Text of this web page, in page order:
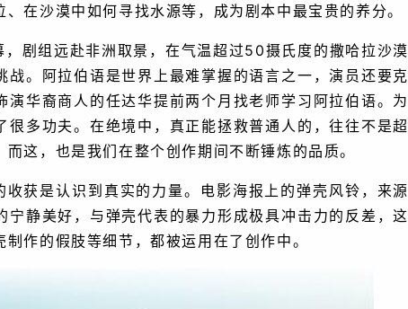
在沙漠中如何寻找水源等，成为剧本中最宝贵的养分。
，剧组远赴非洲取景，在气温超过50摄氏度的撒哈拉沙漠
战。阿拉伯语是世界上最难掌握的语言之一，演员还要克
演华裔商人的任达华提前两个月找老师学习阿拉伯语。为
很多功夫。在绝境中，真正能拯救普通人的，往往不是超
这，也是我们在整个创作期间不断锤炼的品质。
获是认识到真实的力量。电影海报上的弹壳风铃，来源
宁静美好，与弹壳代表的暴力形成极具冲击力的反差，这
作的假肢等细节，都被运用在了创作中。